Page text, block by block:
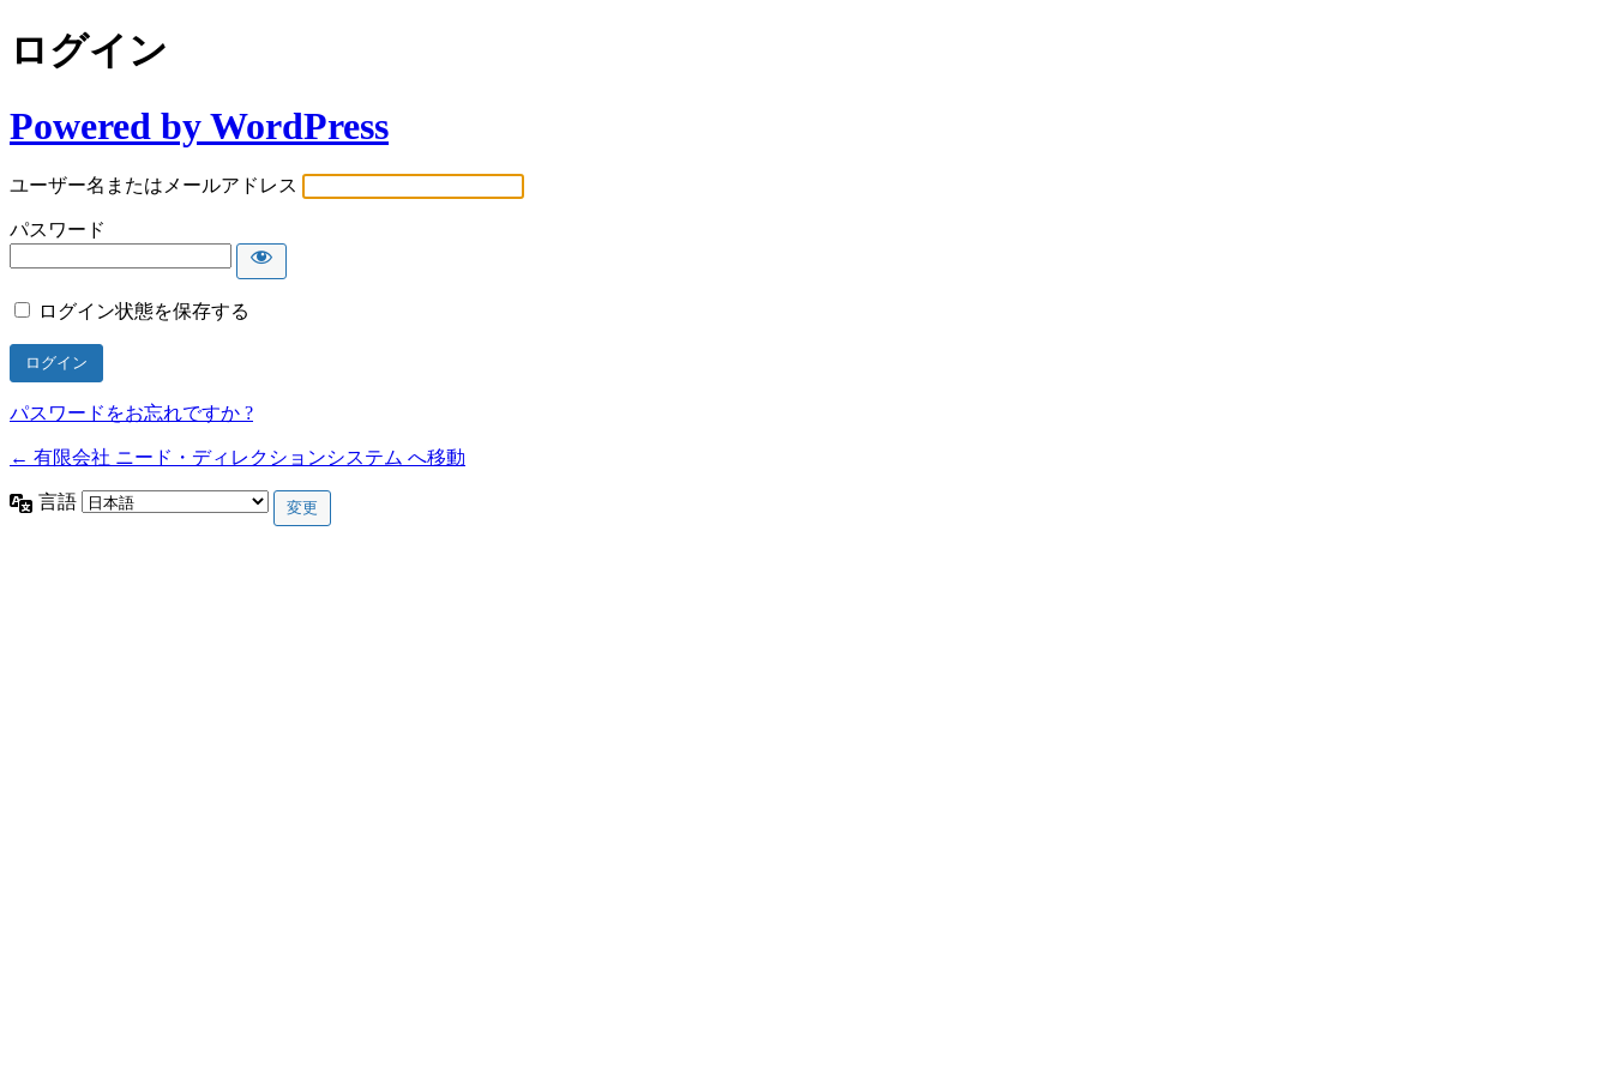
ログイン
Powered by WordPress
ユーザー名またはメールアドレス
パスワード
ログイン状態を保存する
パスワードをお忘れですか ?
← 有限会社 ニード・ディレクションシステム へ移動
言語